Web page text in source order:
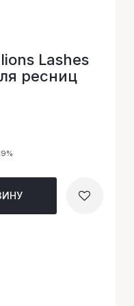
Lashes
ресниц